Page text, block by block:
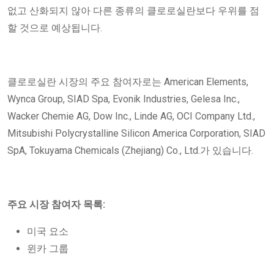
없고 산화되지 않아 다른 종류의 클로로실란보다 우위를 점
할 것으로 예상됩니다.
클로로실란 시장의 주요 참여자로는 American Elements,
Wynca Group, SIAD Spa, Evonik Industries, Gelesa Inc.,
Wacker Chemie AG, Dow Inc., Linde AG, OCI Company Ltd.,
Mitsubishi Polycrystalline Silicon America Corporation, SIAD
SpA, Tokuyama Chemicals (Zhejiang) Co., Ltd.가 있습니다.
주요 시장 참여자 목록:
미국 요소
윈카 그룹